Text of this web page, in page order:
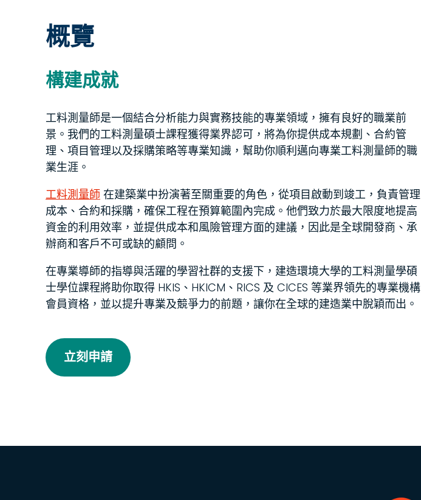
概覽
構建成就
工料測量師是一個結合分析能力與實務技能的專業領域，擁有良好的職業前
景。我們的工料測量碩士課程獲得業界認可，將為你提供成本規劃、合約管
理、項目管理以及採購策略等專業知識，幫助你順利邁向專業工料測量師的職
業生涯。
工料測量師 在建築業中扮演著至關重要的角色，從項目啟動到竣工，負責管理
成本、合約和採購，確保工程在預算範圍內完成。他們致力於最大限度地提高
資金的利用效率，並提供成本和風險管理方面的建議，因此是全球開發商、承
辦商和客戶不可或缺的顧問。
在專業導師的指導與活躍的學習社群的支援下，建造環境大學的工料測量學碩
士學位課程將助你取得 HKIS、HKICM、RICS 及 CICES 等業界領先的專業機構
會員資格，並以提升專業及競爭力的前題，讓你在全球的建造業中脫穎而出。
立刻申請